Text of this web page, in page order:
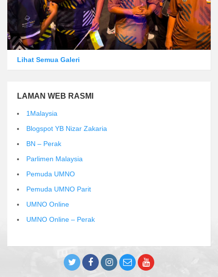
Lihat Semua Galeri
LAMAN WEB RASMI
1Malaysia
Blogspot YB Nizar Zakaria
BN – Perak
Parlimen Malaysia
Pemuda UMNO
Pemuda UMNO Parit
UMNO Online
UMNO Online – Perak